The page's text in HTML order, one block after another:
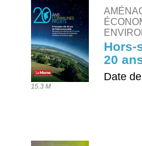
15.3 M
Hors-
20
Date